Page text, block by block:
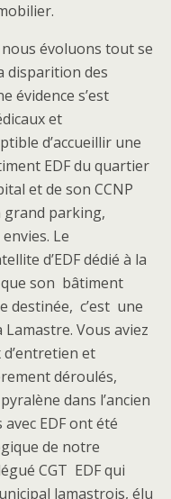
évoluons tout se
disparition des
évidence s’est
et
d’accueillir une
EDF du quartier
et de son CCNP
grand parking,
Le
d’EDF dédié à la
son bâtiment
destinée, c’est une
Lamastre. Vous aviez
et
déroulés,
dans l’ancien
EDF ont été
de notre
CGT EDF qui
lamastrois, élu